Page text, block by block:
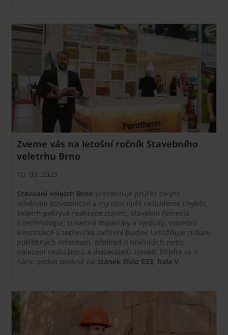
Zveme vás na letošní ročník Stavebního
veletrhu Brno
10. 03. 2025
Stavební veletrh Brno prezentuje průřez celým
odvětvím stavebnictví a my tam opět nebudeme chybět.
Veletrh pokrývá realizace staveb, stavební řemesla
a technologie, stavební materiály a výrobky, stavební
konstrukce a technické zařízení budov. Umožňuje získání
potřebných informací, přehled o novinkách nebo
nalezení realizátorů a dodavatelů staveb. Přijďte se s
námi potkat osobně na stánek číslo 033, hala V.